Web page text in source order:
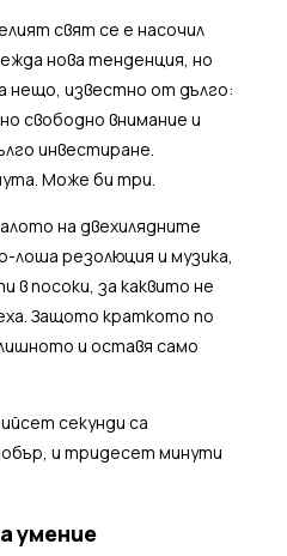
свят се е насочил
нова тенденция, но
нещо, известно от дълго:
свободно внимание и
инвестиране.
Може би три.
на двехилядните
лоша резолюция и музика,
в посоки, за каквито не
Защото краткото по
и оставя само
секунди са
и тридесет минути
умение